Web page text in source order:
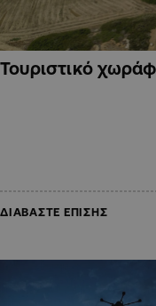
Τουριστικό
ΔΙΑΒΑΣΤΕ ΕΠΙΣΗΣ